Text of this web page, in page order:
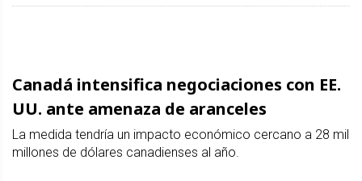
Canadá intensifica negociaciones con EE.
UU. ante amenaza de aranceles
La medida tendría un impacto económico cercano a 28 mil
millones de dólares canadienses al año.